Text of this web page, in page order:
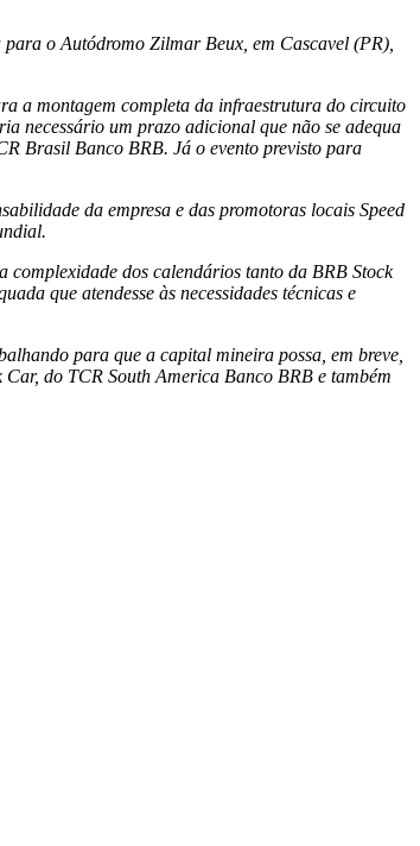
o Autódromo Zilmar Beux, em Cascavel (PR),
a montagem completa da infraestrutura do circuito
necessário um prazo adicional que não se adequa
Brasil Banco BRB. Já o evento previsto para
da empresa e das promotoras locais Speed
dos calendários tanto da BRB Stock
que atendesse às necessidades técnicas e
para que a capital mineira possa, em breve,
do TCR South America Banco BRB e também